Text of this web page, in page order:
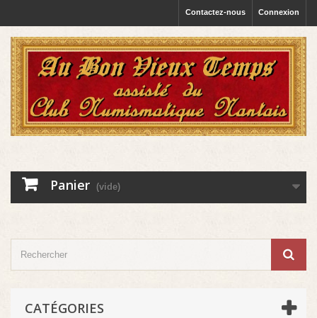
Connexion
Contactez-nous
Panier (vide)
CATÉGORIES